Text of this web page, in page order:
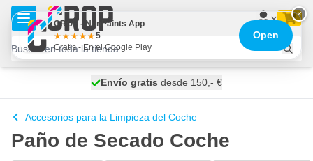
Ir al contenido
se envía mañana
Envío gratis desde 150,- €
100 días
Accesorios para la Limpieza del Coche
Paño de Secado Coche
×
CROP - NonPaints App
5
Gratis - En el Google Play
Open